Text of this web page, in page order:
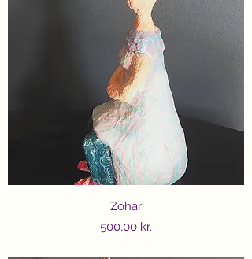
Zohar
Price
500,00 kr.